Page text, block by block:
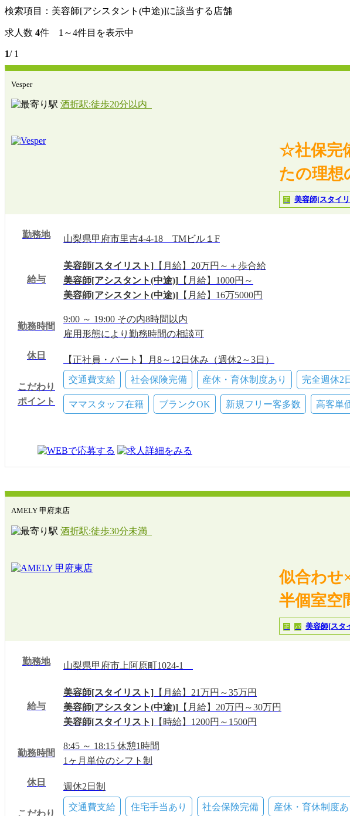
検索項目： 美容師[アシスタント(中途)]に該当する店舗
求人数 4件 1～4件目を表示中
1/ 1
Vesper
酒折駅:徒歩20分以内
☆社保完
たの理想
正 美容師[スタイ
勤務地 山梨県甲府市里吉4-4-18 TMビル１F
給与
美容師[スタイリスト] 【月給】20万円～＋歩合給
美容師[アシスタント(中途)] 【月給】1000円～
美容師[アシスタント(中途)] 【月給】16万5000円
勤務時間
9:00 ～ 19:00 その内8時間以内
雇用形態により勤務時間の相談可
休日
【正社員・パート】月8～12日休み（週休2～3日）
※土日祝日休み可能
※完全自由希望シフト制
夏季・冬季休暇
こだわり
ポイント
交通費支給 社会保険完備 産休・育休制度あり 完全週休2
ママスタッフ在籍 ブランクOK 新規フリー客多数 高客単
AMELY 甲府東店
酒折駅:徒歩30分未満
似合わせ
半個室空
正 パ 美容師[スタ
勤務地 山梨県甲府市上阿原町1024‐1
給与
美容師[スタイリスト] 【月給】21万円～35万円
美容師[アシスタント(中途)] 【月給】20万円～30万円
美容師[スタイリスト] 【時給】1200円～1500円
勤務時間
8:45 ～ 18:15 休憩1時間
1ヶ月単位のシフト制
休日
週休2日制
(月9日休み※12月・2月は月8日休み 定休日＋他月1シフトによる)
こだわり
交通費支給 住宅手当あり 社会保険完備 産休・育休制度あ